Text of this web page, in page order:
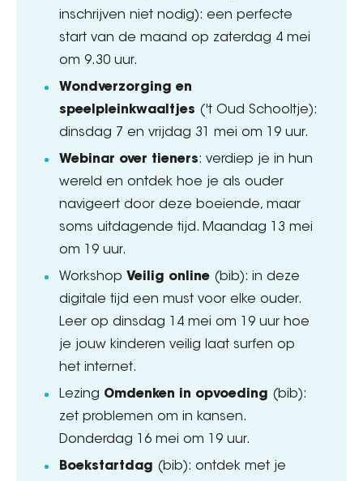
inschrijven niet nodig): een perfecte
start van de maand op zaterdag 4 mei
om 9.30 uur.
Wondverzorging en
speelpleinkwaaltjes ('t Oud Schooltje):
dinsdag 7 en vrijdag 31 mei om 19 uur.
Webinar over tieners: verdiep je in hun
wereld en ontdek hoe je als ouder
navigeert door deze boeiende, maar
soms uitdagende tijd. Maandag 13 mei
om 19 uur.
Workshop Veilig online (bib): in deze
digitale tijd een must voor elke ouder.
Leer op dinsdag 14 mei om 19 uur hoe
je jouw kinderen veilig laat surfen op
het internet.
Lezing Omdenken in opvoeding (bib):
zet problemen om in kansen.
Donderdag 16 mei om 19 uur.
Boekstartdag (bib): ontdek met je